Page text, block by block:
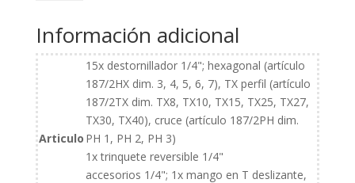
accesorios
de
1/4"
en
caja
metálica
cantidad
Información adicional
Articulo
15x destornillador 1/4"; hexagonal (artículo
187/2HX dim. 3, 4, 5, 6, 7), TX perfil (artículo
187/2TX dim. TX8, TX10, TX15, TX25, TX27,
TX30, TX40), cruce (artículo 187/2PH dim.
PH 1, PH 2, PH 3)
1x trinquete reversible 1/4"
accesorios 1/4"; 1x mango en T deslizante,